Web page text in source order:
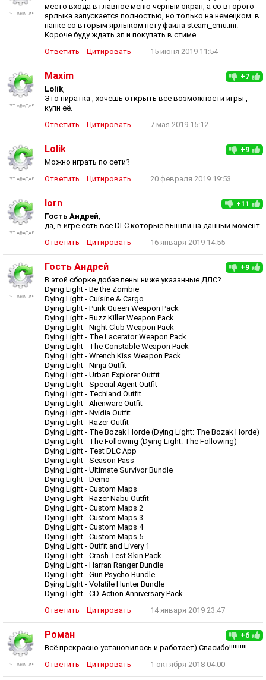
место входа в главное меню черный экран, а со второго
ярлыка запускается полностью, но только на немецком. в
папке со вторым ярлыком нету файла steam_emu.ini.
Короче буду ждать зп и покупать в стиме.
Ответить
Цитировать 15 июня 2019 11:54
+7
Maxim
Lolik,
Это пиратка , хочешь открыть все возможности игры ,
купи её.
Ответить
Цитировать 7 мая 2019 15:12
+9
Lolik
Можно играть по сети?
Ответить
Цитировать 20 февраля 2019 19:53
+11
lorn
Гость Андрей,
да, в игре есть все DLC которые вышли на данный момент
Ответить
Цитировать 16 января 2019 14:55
+9
Гость Андрей
В этой сборке добавлены ниже указанные ДЛС?
Dying Light - Be the Zombie
Dying Light - Cuisine & Cargo
Dying Light - Punk Queen Weapon Pack
Dying Light - Buzz Killer Weapon Pack
Dying Light - Night Club Weapon Pack
Dying Light - The Lacerator Weapon Pack
Dying Light - The Constable Weapon Pack
Dying Light - Wrench Kiss Weapon Pack
Dying Light - Ninja Outfit
Dying Light - Urban Explorer Outfit
Dying Light - Special Agent Outfit
Dying Light - Techland Outfit
Dying Light - Alienware Outfit
Dying Light - Nvidia Outfit
Dying Light - Razer Outfit
Dying Light - The Bozak Horde (Dying Light: The Bozak Horde)
Dying Light - The Following (Dying Light: The Following)
Dying Light - Test DLC App
Dying Light - Season Pass
Dying Light - Ultimate Survivor Bundle
Dying Light - Demo
Dying Light - Custom Maps
Dying Light - Razer Nabu Outfit
Dying Light - Custom Maps 2
Dying Light - Custom Maps 3
Dying Light - Custom Maps 4
Dying Light - Custom Maps 5
Dying Light - Outfit and Livery 1
Dying Light - Crash Test Skin Pack
Dying Light - Harran Ranger Bundle
Dying Light - Gun Psycho Bundle
Dying Light - Volatile Hunter Bundle
Dying Light - CD-Action Anniversary Pack
Ответить
Цитировать 14 января 2019 23:47
+6
Роман
Всё прекрасно установилось и работает) Спасибо!!!!!!!!!!
Ответить
Цитировать 1 октября 2018 04:00